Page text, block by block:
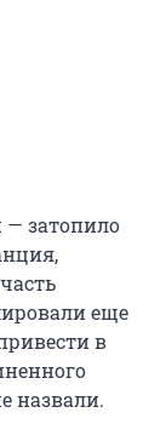
— затопило
еще
в
назвали.